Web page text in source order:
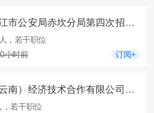
局赤坎分局第四次招聘警务辅助人员10人公告
，若干职位
小时前 订阅+
司专职驾驶员招聘5人公告（市公共就业和人才服务中心招用工信息2026年第62期）
，若干职位